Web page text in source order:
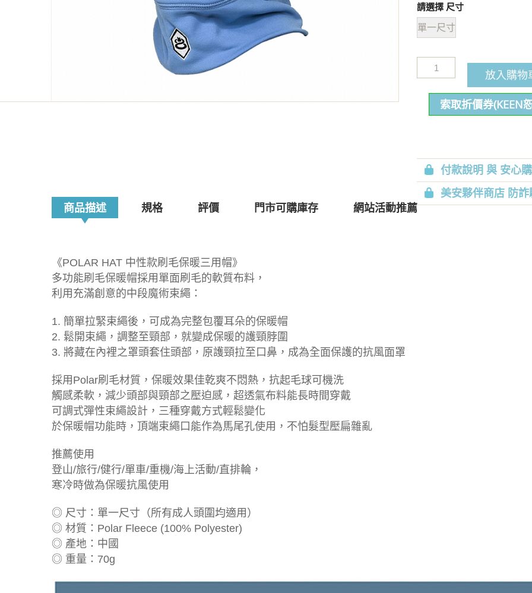
請選擇 尺寸
單一尺寸
放入購物
索取折價券(KEEN
付款說明 與 安心
美安夥伴商店 防詐
商品描述 規格 評價 門市可購庫存 網站活動推薦
《POLAR HAT 中性款刷毛保暖三用帽》
多功能刷毛保暖帽採用單面刷毛的軟質布料，
利用充滿創意的中段魔術束繩：
1. 簡單拉緊束繩後，可成為完整包覆耳朵的保暖帽
2. 鬆開束繩，調整至頸部，就變成保暖的護頸脖圍
3. 將藏在內裡之罩頭套住頭部，原護頸拉至口鼻，成為全面保護的抗風面罩
採用Polar刷毛材質，保暖效果佳乾爽不悶熱，抗起毛球可機洗
觸感柔軟，減少頭部與頸部之壓迫感，超透氣布料能長時間穿戴
可調式彈性束繩設計，三種穿戴方式輕鬆變化
於保暖帽功能時，頂端束繩口能作為馬尾孔使用，不怕髮型壓扁雜亂
推薦使用
登山/旅行/健行/單車/重機/海上活動/直排輪，
寒冷時做為保暖抗風使用
◎ 尺寸：單一尺寸（所有成人頭圍均適用）
◎ 材質：Polar Fleece (100% Polyester)
◎ 產地：中國
◎ 重量：70g